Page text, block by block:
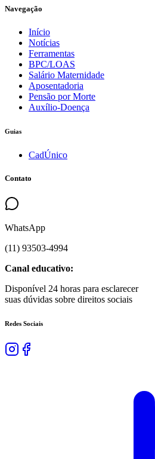
Navegação
Início
Notícias
Ferramentas
BPC/LOAS
Salário Maternidade
Aposentadoria
Pensão por Morte
Auxílio-Doença
Guias
CadÚnico
Contato
WhatsApp
(11) 93503-4994
Canal educativo:
Disponível 24 horas para esclarecer
suas dúvidas sobre direitos sociais
Redes Sociais